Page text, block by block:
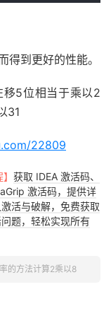
得到更好的性能。
移5位相当于乘以2
31
22809
获取 IDEA 激活码、
激活码，提供详
活与破解，免费获取
题，轻松实现所有
的方法计算2乘以8